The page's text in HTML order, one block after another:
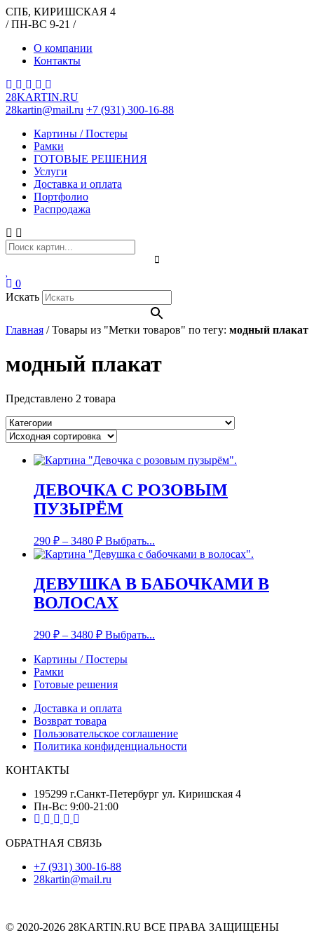
СПБ, КИРИШСКАЯ 4
/ ПН-ВС 9-21 /
О компании
Контакты
28KARTIN.RU
28kartin@mail.ru +7 (931) 300-16-88
Картины / Постеры
Рамки
ГОТОВЫЕ РЕШЕНИЯ
Услуги
Доставка и оплата
Портфолио
Распродажа
0
Искать
Главная /Товары из "Метки товаров" по тегу: модный плакат
модный плакат
Представлено 2 товара
ДЕВОЧКА С РОЗОВЫМ
ПУЗЫРЁМ
290 ₽ – 3480 ₽ Выбрать...
ДЕВУШКА В БАБОЧКАМИ В
ВОЛОСАХ
290 ₽ – 3480 ₽ Выбрать...
Картины / Постеры
Рамки
Готовые решения
Доставка и оплата
Возврат товара
Пользовательское соглашение
Политика конфиденциальности
КОНТАКТЫ
195299 г.Санкт-Петербург ул. Киришская 4
Пн-Вс: 9:00-21:00
ОБРАТНАЯ СВЯЗЬ
+7 (931) 300-16-88
28kartin@mail.ru
© 2020-2026 28KARTIN.RU ВСЕ ПРАВА ЗАЩИЩЕНЫ